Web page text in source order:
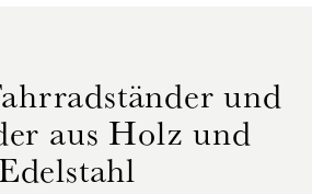
und
aus Holz und
Edelstahl